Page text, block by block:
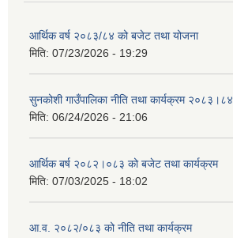
आर्थिक वर्ष २०८३/८४ को बजेट तथा योजना
मिति: 07/23/2026 - 19:29
सुनकोशी गाउँपालिका नीति तथा कार्यक्रम २०८३।८४
मिति: 06/24/2026 - 21:06
आर्थिक बर्ष २०८२।०८३ को बजेट तथा कार्यक्रम
मिति: 07/03/2025 - 18:02
आ.व. २०८२/०८३ को नीति तथा कार्यक्रम